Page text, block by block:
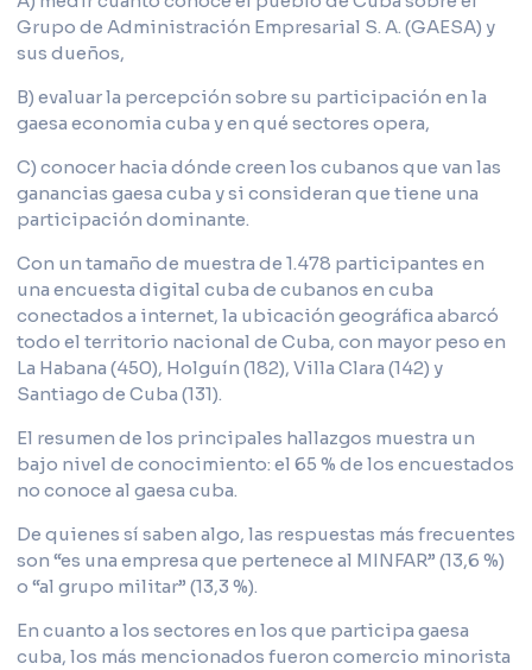
Grupo de Administración Empresarial S. A. (GAESA) y
sus dueños,
B) evaluar la percepción sobre su participación en la
gaesa economia cuba y en qué sectores opera,
C) conocer hacia dónde creen los cubanos que van las
ganancias gaesa cuba y si consideran que tiene una
participación dominante.
Con un tamaño de muestra de 1.478 participantes en
una encuesta digital cuba de cubanos en cuba
conectados a internet, la ubicación geográfica abarcó
todo el territorio nacional de Cuba, con mayor peso en
La Habana (450), Holguín (182), Villa Clara (142) y
Santiago de Cuba (131).
El resumen de los principales hallazgos muestra un
bajo nivel de conocimiento: el 65 % de los encuestados
no conoce al gaesa cuba.
De quienes sí saben algo, las respuestas más frecuentes
son “es una empresa que pertenece al MINFAR” (13,6 %)
o “al grupo militar” (13,3 %).
En cuanto a los sectores en los que participa gaesa
cuba, los más mencionados fueron comercio minorista